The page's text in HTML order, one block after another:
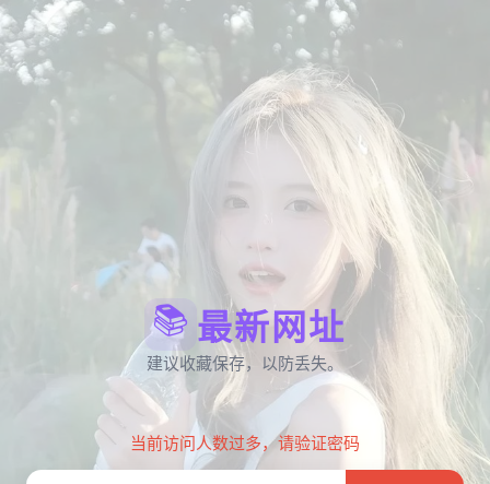
📚 最新网址
建议收藏保存，以防丢失。
当前访问人数过多，请验证密码